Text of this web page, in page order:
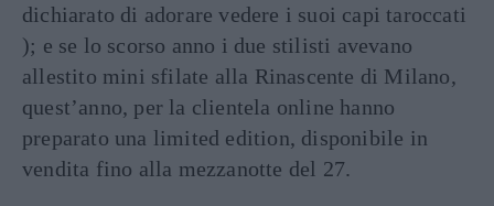
dichiarato di adorare vedere i suoi capi taroccati
); e se lo scorso anno i due stilisti avevano
allestito mini sfilate alla Rinascente di Milano,
quest’anno, per la clientela online hanno
preparato una limited edition, disponibile in
vendita fino alla mezzanotte del 27.